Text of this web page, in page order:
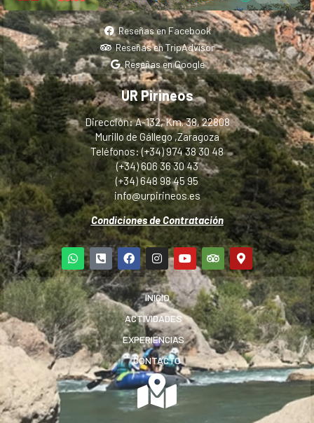
Reseñas en Facebook
Reseñas en TripAdvisor
Reseñas en Google
UR Pirineos
Dirección: A-132, Km. 38, 22808
Murillo de Gállego ,Zaragoza
Teléfonos: (+34) 974 38 30 48
(+34) 606 36 30 43
(+34) 648 98 45 95
info@urpirineos.es
Condiciones de Contratación
INICIO
ACTIVIDADES
EXPERIENCIAS
CONTACTO